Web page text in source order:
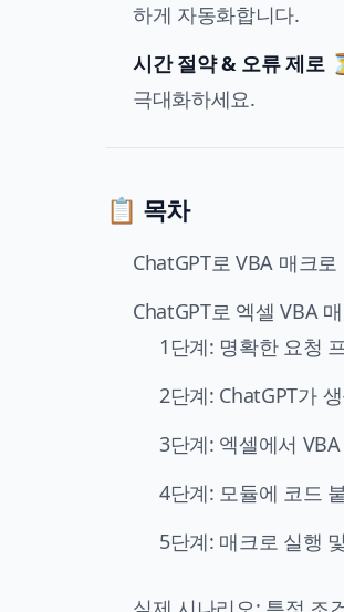
하게 자동화합니다.
시간 절약 & 오류 제로
극대화하세요.
📋 목차
ChatGPT로 VBA 매크
ChatGPT로 엑셀 VBA
1단계: 명확한 요청
2단계: ChatGPT가
3단계: 엑셀에서
4단계: 모듈에 코드
5단계: 매크로 실행